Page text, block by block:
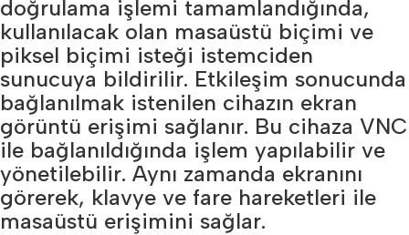
doğrulama işlemi tamamlandığında,
kullanılacak olan masaüstü biçimi ve
piksel biçimi isteği istemciden
sunucuya bildirilir. Etkileşim sonucunda
bağlanılmak istenilen cihazın ekran
görüntü erişimi sağlanır. Bu cihaza VNC
ile bağlanıldığında işlem yapılabilir ve
yönetilebilir. Aynı zamanda ekranını
görerek, klavye ve fare hareketleri ile
masaüstü erişimini sağlar.